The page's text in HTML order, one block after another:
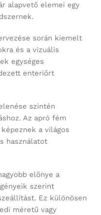
alapvető elemei egy
során kiemelt
és a vizuális
egységes
enteriőrt
szintén
Az apró fém
a világos
használatot
előnye a
szerint
Ez különösen
méretű vagy